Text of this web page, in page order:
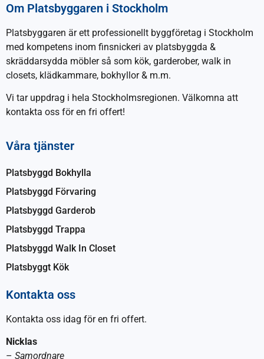
Om Platsbyggaren i Stockholm
Platsbyggaren är ett professionellt byggföretag i Stockholm
med kompetens inom finsnickeri av platsbyggda &
skräddarsydda möbler så som kök, garderober, walk in
closets, klädkammare, bokhyllor & m.m.
Vi tar uppdrag i hela Stockholmsregionen. Välkomna att
kontakta oss för en fri offert!
Våra tjänster
Platsbyggd Bokhylla
Platsbyggd Förvaring
Platsbyggd Garderob
Platsbyggd Trappa
Platsbyggd Walk In Closet
Platsbyggt Kök
Kontakta oss
Kontakta oss idag för en fri offert.
Nicklas
– Samordnare